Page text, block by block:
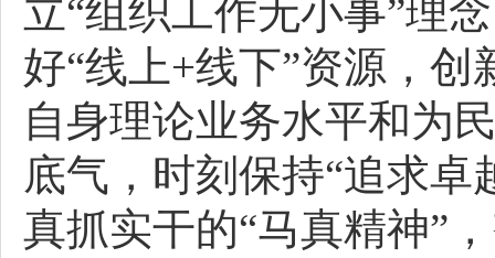
立“组织工作无小事”理
好“线上+线下”资源，
自身理论业务水平和为
底气，时刻保持“追求
真抓实干的“马真精神”